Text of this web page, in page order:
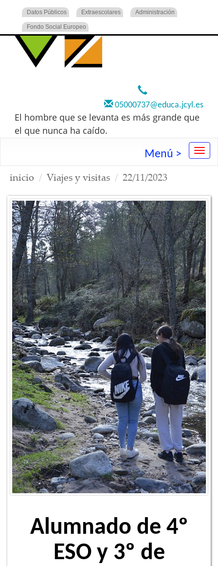
Datos Públicos Extraescolares Administración
Fondo Social Europeo
05000737@educa.jcyl.es
El hombre que se levanta es más grande que
el que nunca ha caído.
Menú >
inicio Viajes y visitas 22/11/2023
Alumnado de 4º
ESO y 3º de